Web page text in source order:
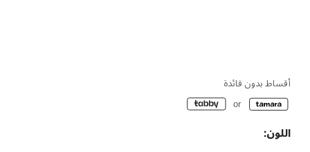
أقساط بدون فائدة
اللون: